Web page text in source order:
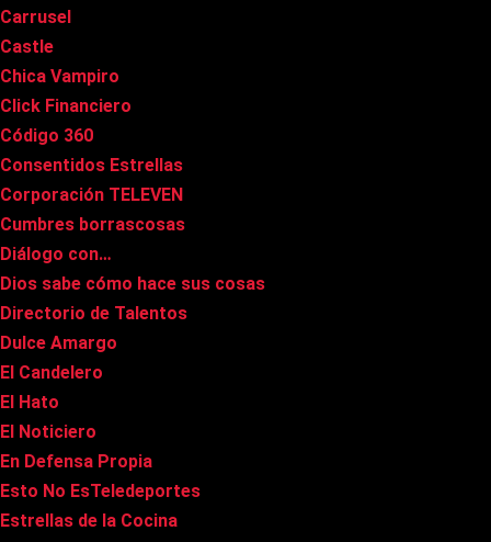
Carrusel
Castle
Chica Vampiro
Click Financiero
Código 360
Consentidos Estrellas
Corporación TELEVEN
Cumbres borrascosas
Diálogo con…
Dios sabe cómo hace sus cosas
Directorio de Talentos
Dulce Amargo
El Candelero
El Hato
El Noticiero
En Defensa Propia
Esto No EsTeledeportes
Estrellas de la Cocina